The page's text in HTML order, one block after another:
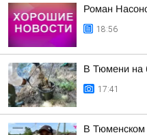
Роман
18:56
В Тюмени на
17:41
В Тюменском